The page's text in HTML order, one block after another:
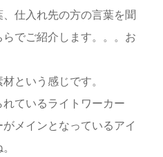
仕入れ先の方の言葉を聞
でご紹介します。。。お
という感じです。
ているライトワーカー
メインとなっているアイ